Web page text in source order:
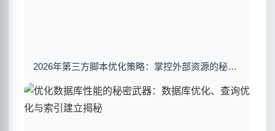
2026年第三方脚本优化策略：掌控外部资源的秘密武器